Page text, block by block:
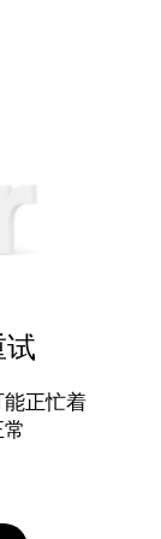
试
正忙着